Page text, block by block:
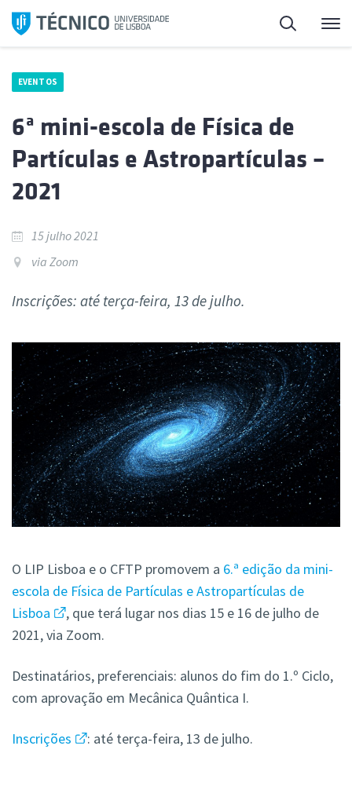
Saltar
para
Pesquisa
EVENTOS
6ª mini-escola de Física de
Partículas e Astropartículas –
2021
15 julho 2021
via Zoom
Inscrições: até terça-feira, 13 de julho.
O LIP Lisboa e o CFTP promovem a 6.ª edição da mini-
escola de Física de Partículas e Astropartículas de
Lisboa
, que terá lugar nos dias 15 e 16 de julho de
2021, via Zoom.
Destinatários, preferenciais: alunos do fim do 1.º Ciclo,
com aprovação em Mecânica Quântica I.
Inscrições : até terça-feira, 13 de julho.